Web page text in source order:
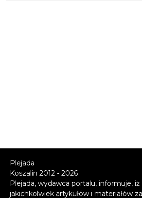
Plejada
Koszalin 2012 - 2026
Plejada, wydawca portalu, informuje,
jakichkolwiek artykułów i materiałów